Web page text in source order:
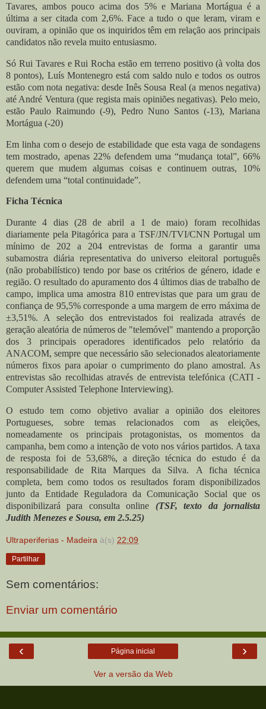
Tavares, ambos pouco acima dos 5% e Mariana Mortágua é a
última a ser citada com 2,6%.Face a tudo o que leram, viram e
ouviram, a opinião que os inquiridos têm em relação aos principais
candidatos não revela muito entusiasmo.
Só Rui Tavares e Rui Rocha estão em terreno positivo (à volta dos
8 pontos), Luís Montenegro está com saldo nulo e todos os outros
estão com nota negativa: desde Inês Sousa Real (a menos negativa)
até André Ventura (que regista mais opiniões negativas). Pelo meio,
estão Paulo Raimundo (-9), Pedro Nuno Santos (-13), Mariana
Mortágua (-20)
Em linha com o desejo de estabilidade que esta vaga de sondagens
tem mostrado, apenas 22% defendem uma “mudança total”, 66%
querem que mudem algumas coisas e continuem outras, 10%
defendem uma “total continuidade”.
Ficha Técnica
Durante 4 dias (28 de abril a 1 de maio) foram recolhidas
diariamente pela Pitagórica para a TSF/JN/TVI/CNN Portugal um
mínimo de 202 a 204 entrevistas de forma a garantir uma
subamostra diária representativa do universo eleitoral português
(não probabilístico) tendo por base os critérios de género, idade e
região. O resultado do apuramento dos 4 últimos dias de trabalho de
campo, implica uma amostra 810 entrevistas que para um grau de
confiança de 95,5% corresponde a uma margem de erro máxima de
±3,51%. A seleção dos entrevistados foi realizada através de
geração aleatória de números de "telemóvel" mantendo a proporção
dos 3 principais operadores identificados pelo relatório da
ANACOM, sempre que necessário são selecionados aleatoriamente
números fixos para apoiar o cumprimento do plano amostral. As
entrevistas são recolhidas através de entrevista telefónica (CATI -
Computer Assisted Telephone Interviewing).
O estudo tem como objetivo avaliar a opinião dos eleitores
Portugueses, sobre temas relacionados com as eleições,
nomeadamente os principais protagonistas, os momentos da
campanha, bem como a intenção de voto nos vários partidos. A taxa
de resposta foi de 53,68%, a direção técnica do estudo é da
responsabilidade de Rita Marques da Silva. A ficha técnica
completa, bem como todos os resultados foram disponibilizados
junto da Entidade Reguladora da Comunicação Social que os
disponibilizará para consulta online (TSF, texto da jornalista
Judith Menezes e Sousa, em 2.5.25)
Ultraperiferias - Madeira à(s) 22:09
Partilhar
Sem comentários:
Enviar um comentário
‹ ›
Página inicial
Ver a versão da Web